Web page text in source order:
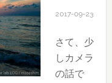
2017-09-23
さて、少
しカメラ
の話で